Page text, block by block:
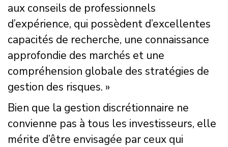
aux conseils de professionnels
d’expérience, qui possèdent d’excellentes
capacités de recherche, une connaissance
approfondie des marchés et une
compréhension globale des stratégies de
gestion des risques. »
Bien que la gestion discrétionnaire ne
convienne pas à tous les investisseurs, elle
mérite d’être envisagée par ceux qui